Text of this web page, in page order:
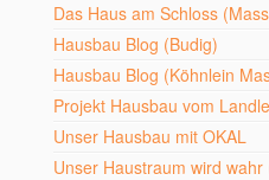
Das Haus am Schloss
Hausbau Blog (Budig)
Hausbau Blog (Köhnlein
Projekt Hausbau vom
Unser Hausbau mit OKAL
Unser Haustraum wird